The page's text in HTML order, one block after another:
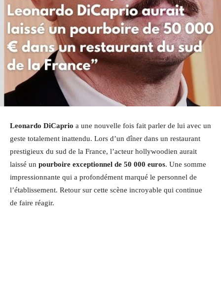
Leonardo DiCaprio a une nouvelle fois fait parler de lui avec un
geste totalement inattendu. Lors d’un dîner dans un restaurant
prestigieux du sud de la France, l’acteur hollywoodien aurait
laissé un pourboire exceptionnel de 50 000 euros. Une somme
impressionnante qui a profondément marqué le personnel de
l’établissement. Retour sur cette scène incroyable qui continue
de faire réagir.